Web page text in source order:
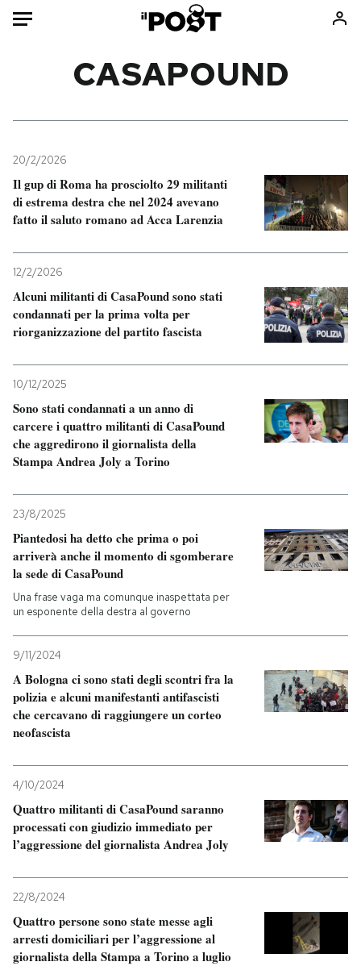
Mondo
Politica
Tecnologia
Internet
Scienza
Cultura
Economia
Sport
Consumismi
Storie/Idee
Ok Boomer!
Media
Altrecose
Mondiali calcio 2026
PODCAST
NEWSLETTER
I MIEI PREFERITI
SHOP
CALENDARIO
AREA PERSONALE
Entra
CASAPOUND
20/2/2026
Il gup di Roma ha prosciolto 29 militanti
di estrema destra che nel 2024 avevano
fatto il saluto romano ad Acca Larenzia
12/2/2026
Alcuni militanti di CasaPound sono stati
condannati per la prima volta per
riorganizzazione del partito fascista
10/12/2025
Sono stati condannati a un anno di
carcere i quattro militanti di CasaPound
che aggredirono il giornalista della
Stampa Andrea Joly a Torino
23/8/2025
Piantedosi ha detto che prima o poi
arriverà anche il momento di sgomberare
la sede di CasaPound
Una frase vaga ma comunque inaspettata per
un esponente della destra al governo
9/11/2024
A Bologna ci sono stati degli scontri fra la
polizia e alcuni manifestanti antifascisti
che cercavano di raggiungere un corteo
neofascista
4/10/2024
Quattro militanti di CasaPound saranno
processati con giudizio immediato per
l’aggressione del giornalista Andrea Joly
22/8/2024
Quattro persone sono state messe agli
arresti domiciliari per l’aggressione al
giornalista della Stampa a Torino a luglio